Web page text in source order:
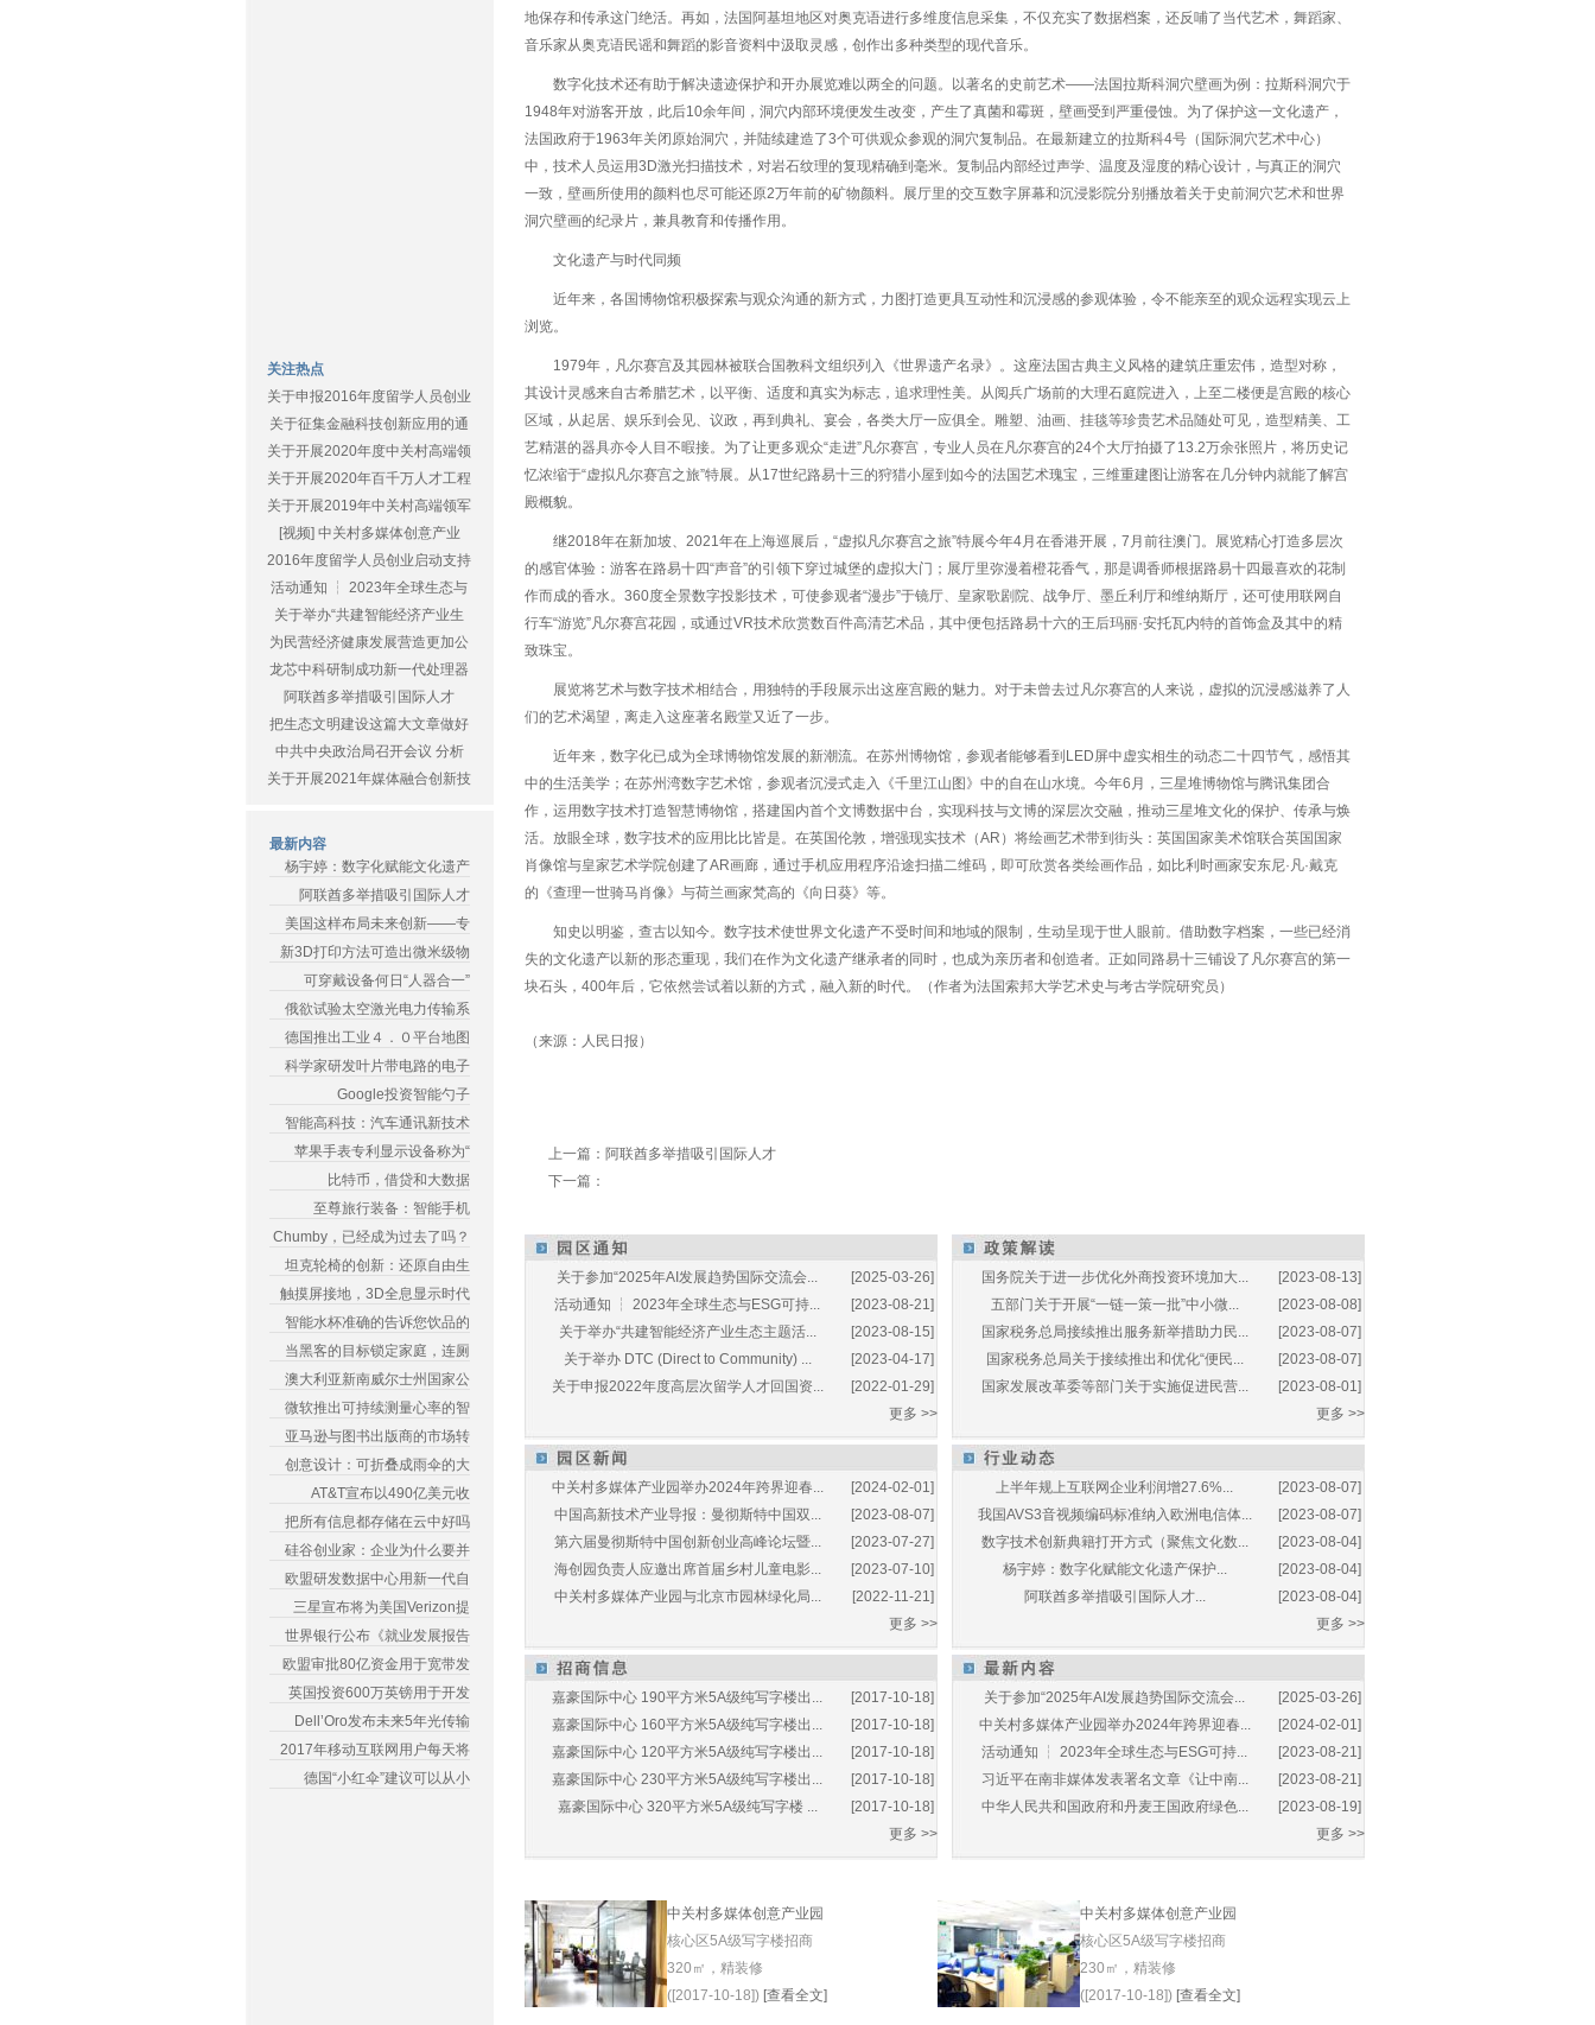
关注热点
关于申报2016年度留学人员创业
关于征集金融科技创新应用的通
关于开展2020年度中关村高端领
关于开展2020年百千万人才工程
关于开展2019年中关村高端领军
[视频] 中关村多媒体创意产业
2016年度留学人员创业启动支持
活动通知 ┆ 2023年全球生态与
关于举办“共建智能经济产业生
为民营经济健康发展营造更加公
龙芯中科研制成功新一代处理器
阿联酋多举措吸引国际人才
把生态文明建设这篇大文章做好
中共中央政治局召开会议 分析
关于开展2021年媒体融合创新技
最新内容
杨宇婷：数字化赋能文化遗产
阿联酋多举措吸引国际人才
美国这样布局未来创新——专
新3D打印方法可造出微米级物
可穿戴设备何日“人器合一”
俄欲试验太空激光电力传输系
德国推出工业４．０平台地图
科学家研发叶片带电路的电子
Google投资智能勺子
智能高科技：汽车通讯新技术
苹果手表专利显示设备称为“
比特币，借贷和大数据
至尊旅行装备：智能手机
Chumby，已经成为过去了吗？
坦克轮椅的创新：还原自由生
触摸屏接地，3D全息显示时代
智能水杯准确的告诉您饮品的
当黑客的目标锁定家庭，连厕
澳大利亚新南威尔士州国家公
微软推出可持续测量心率的智
亚马逊与图书出版商的市场转
创意设计：可折叠成雨伞的大
AT&T宣布以490亿美元收
把所有信息都存储在云中好吗
硅谷创业家：企业为什么要并
欧盟研发数据中心用新一代自
三星宣布将为美国Verizon提
世界银行公布《就业发展报告
欧盟审批80亿资金用于宽带发
英国投资600万英镑用于开发
Dell’Oro发布未来5年光传输
2017年移动互联网用户每天将
德国“小红伞”建议可以从小
地保存和传承这门绝活。再如，法国阿基坦地区对奥克语进行多维度信息采集，不仅充实了数据档案，还反哺了当代艺术，舞蹈家、
音乐家从奥克语民谣和舞蹈的影音资料中汲取灵感，创作出多种类型的现代音乐。
数字化技术还有助于解决遗迹保护和开办展览难以两全的问题。以著名的史前艺术——法国拉斯科洞穴壁画为例：拉斯科洞穴于
1948年对游客开放，此后10余年间，洞穴内部环境便发生改变，产生了真菌和霉斑，壁画受到严重侵蚀。为了保护这一文化遗产，
法国政府于1963年关闭原始洞穴，并陆续建造了3个可供观众参观的洞穴复制品。在最新建立的拉斯科4号（国际洞穴艺术中心）
中，技术人员运用3D激光扫描技术，对岩石纹理的复现精确到毫米。复制品内部经过声学、温度及湿度的精心设计，与真正的洞穴
一致，壁画所使用的颜料也尽可能还原2万年前的矿物颜料。展厅里的交互数字屏幕和沉浸影院分别播放着关于史前洞穴艺术和世界
洞穴壁画的纪录片，兼具教育和传播作用。
文化遗产与时代同频
近年来，各国博物馆积极探索与观众沟通的新方式，力图打造更具互动性和沉浸感的参观体验，令不能亲至的观众远程实现云上
浏览。
1979年，凡尔赛宫及其园林被联合国教科文组织列入《世界遗产名录》。这座法国古典主义风格的建筑庄重宏伟，造型对称，
其设计灵感来自古希腊艺术，以平衡、适度和真实为标志，追求理性美。从阅兵广场前的大理石庭院进入，上至二楼便是宫殿的核心
区域，从起居、娱乐到会见、议政，再到典礼、宴会，各类大厅一应俱全。雕塑、油画、挂毯等珍贵艺术品随处可见，造型精美、工
艺精湛的器具亦令人目不暇接。为了让更多观众“走进”凡尔赛宫，专业人员在凡尔赛宫的24个大厅拍摄了13.2万余张照片，将历史记
忆浓缩于“虚拟凡尔赛宫之旅”特展。从17世纪路易十三的狩猎小屋到如今的法国艺术瑰宝，三维重建图让游客在几分钟内就能了解宫
殿概貌。
继2018年在新加坡、2021年在上海巡展后，“虚拟凡尔赛宫之旅”特展今年4月在香港开展，7月前往澳门。展览精心打造多层次
的感官体验：游客在路易十四“声音”的引领下穿过城堡的虚拟大门；展厅里弥漫着橙花香气，那是调香师根据路易十四最喜欢的花制
作而成的香水。360度全景数字投影技术，可使参观者“漫步”于镜厅、皇家歌剧院、战争厅、墨丘利厅和维纳斯厅，还可使用联网自
行车“游览”凡尔赛宫花园，或通过VR技术欣赏数百件高清艺术品，其中便包括路易十六的王后玛丽·安托瓦内特的首饰盒及其中的精
致珠宝。
展览将艺术与数字技术相结合，用独特的手段展示出这座宫殿的魅力。对于未曾去过凡尔赛宫的人来说，虚拟的沉浸感滋养了人
们的艺术渴望，离走入这座著名殿堂又近了一步。
近年来，数字化已成为全球博物馆发展的新潮流。在苏州博物馆，参观者能够看到LED屏中虚实相生的动态二十四节气，感悟其
中的生活美学；在苏州湾数字艺术馆，参观者沉浸式走入《千里江山图》中的自在山水境。今年6月，三星堆博物馆与腾讯集团合
作，运用数字技术打造智慧博物馆，搭建国内首个文博数据中台，实现科技与文博的深层次交融，推动三星堆文化的保护、传承与焕
活。放眼全球，数字技术的应用比比皆是。在英国伦敦，增强现实技术（AR）将绘画艺术带到街头：英国国家美术馆联合英国国家
肖像馆与皇家艺术学院创建了AR画廊，通过手机应用程序沿途扫描二维码，即可欣赏各类绘画作品，如比利时画家安东尼·凡·戴克
的《查理一世骑马肖像》与荷兰画家梵高的《向日葵》等。
知史以明鉴，查古以知今。数字技术使世界文化遗产不受时间和地域的限制，生动呈现于世人眼前。借助数字档案，一些已经消
失的文化遗产以新的形态重现，我们在作为文化遗产继承者的同时，也成为亲历者和创造者。正如同路易十三铺设了凡尔赛宫的第一
块石头，400年后，它依然尝试着以新的方式，融入新的时代。（作者为法国索邦大学艺术史与考古学院研究员）
（来源：人民日报）
上一篇： 阿联酋多举措吸引国际人才
下一篇：
[2025-03-26]
关于参加“2025年AI发展趋势国际交流会...
[2023-08-21]
活动通知 ┆ 2023年全球生态与ESG可持...
[2023-08-15]
关于举办“共建智能经济产业生态主题活...
[2023-04-17]
关于举办 DTC (Direct to Community) ...
[2022-01-29]
关于申报2022年度高层次留学人才回国资...
更多 >>
[2023-08-13]
国务院关于进一步优化外商投资环境加大...
[2023-08-08]
五部门关于开展“一链一策一批”中小微...
[2023-08-07]
国家税务总局接续推出服务新举措助力民...
[2023-08-07]
国家税务总局关于接续推出和优化“便民...
[2023-08-01]
国家发展改革委等部门关于实施促进民营...
更多 >>
[2024-02-01]
中关村多媒体产业园举办2024年跨界迎春...
[2023-08-07]
中国高新技术产业导报：曼彻斯特中国双...
[2023-07-27]
第六届曼彻斯特中国创新创业高峰论坛暨...
[2023-07-10]
海创园负责人应邀出席首届乡村儿童电影...
[2022-11-21]
中关村多媒体产业园与北京市园林绿化局...
更多 >>
[2023-08-07]
上半年规上互联网企业利润增27.6%...
[2023-08-07]
我国AVS3音视频编码标准纳入欧洲电信体...
[2023-08-04]
数字技术创新典籍打开方式（聚焦文化数...
[2023-08-04]
杨宇婷：数字化赋能文化遗产保护...
[2023-08-04]
阿联酋多举措吸引国际人才...
更多 >>
[2017-10-18]
嘉豪国际中心 190平方米5A级纯写字楼出...
[2017-10-18]
嘉豪国际中心 160平方米5A级纯写字楼出...
[2017-10-18]
嘉豪国际中心 120平方米5A级纯写字楼出...
[2017-10-18]
嘉豪国际中心 230平方米5A级纯写字楼出...
[2017-10-18]
嘉豪国际中心 320平方米5A级纯写字楼 ...
更多 >>
[2025-03-26]
关于参加“2025年AI发展趋势国际交流会...
[2024-02-01]
中关村多媒体产业园举办2024年跨界迎春...
[2023-08-21]
活动通知 ┆ 2023年全球生态与ESG可持...
[2023-08-21]
习近平在南非媒体发表署名文章《让中南...
[2023-08-19]
中华人民共和国政府和丹麦王国政府绿色...
更多 >>
中关村多媒体创意产业园
核心区5A级写字楼招商
320㎡，精装修
([2017-10-18]) [查看全文]
中关村多媒体创意产业园
核心区5A级写字楼招商
230㎡，精装修
([2017-10-18]) [查看全文]